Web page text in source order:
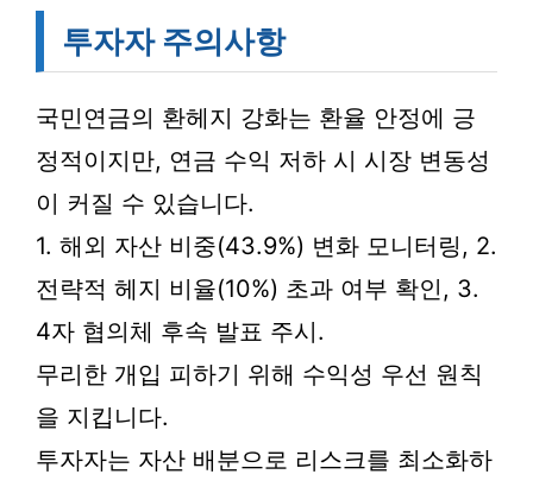
투자자 주의사항
국민연금의 환헤지 강화는 환율 안정에 긍
정적이지만, 연금 수익 저하 시 시장 변동성
이 커질 수 있습니다.
1. 해외 자산 비중(43.9%) 변화 모니터링, 2.
전략적 헤지 비율(10%) 초과 여부 확인, 3.
4자 협의체 후속 발표 주시.
무리한 개입 피하기 위해 수익성 우선 원칙
을 지킵니다.
투자자는 자산 배분으로 리스크를 최소화하